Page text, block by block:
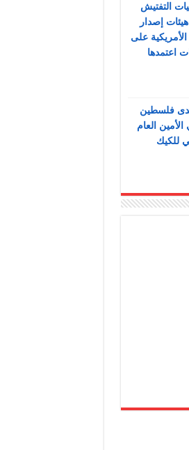
التفتيش
إصدار
على
اعتمدها
فلسطين
العام
للكيك